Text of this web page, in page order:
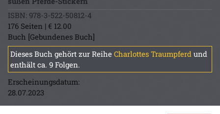
ISBN: 978-3-522-50812-4
176 Seiten | € 12.00
Buch [Gebundenes Buch]
Dieses Buch gehört zur Reihe Charlottes Traumpferd und
enthält ca. 9 Folgen.
Erscheinungsdatum:
28.07.2023